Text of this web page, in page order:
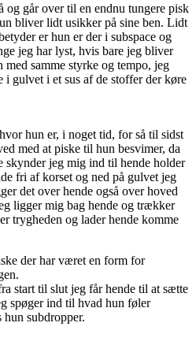
og går over til en endnu tungere pisk
bliver lidt usikker på sine ben. Lidt
er hun er der i subspace og
jeg har lyst, hvis bare jeg bliver
med samme styrke og tempo, jeg
i gulvet i et sus af de stoffer der køre
hun er, i noget tid, for så til sidst
med at piske til hun besvimer, da
skynder jeg mig ind til hende holder
fri af korset og ned på gulvet jeg
det over hende også over hoved
ligger mig bag hende og trækker
trygheden og lader hende komme
der har været en form for
start til slut jeg får hende til at sætte
spøger ind til hvad hun føler
hun subdropper.